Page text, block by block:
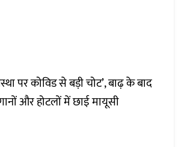
पर कोविड से बड़ी चोट’, बाढ़ के बाद
और होटलों में छाई मायूसी